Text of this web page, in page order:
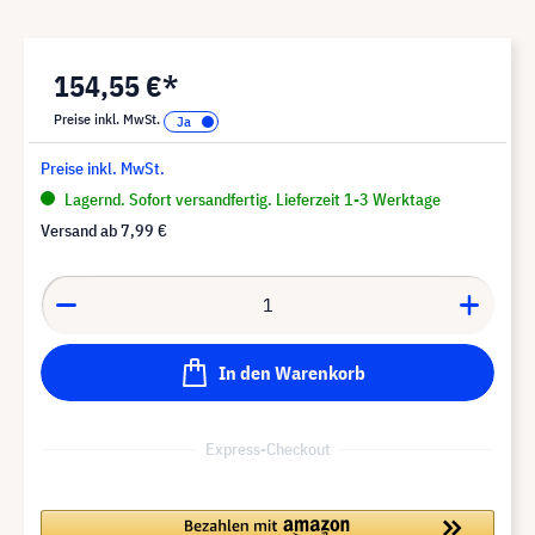
154,55 €*
Preise inkl. MwSt.
Preise inkl. MwSt.
Lagernd. Sofort versandfertig. Lieferzeit 1-3 Werktage
Versand ab7,99 €
In den Warenkorb
Express-Checkout